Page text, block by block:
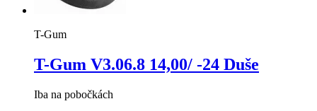
T-Gum
T-Gum V3.06.8 14,00/ -24 Duše
Iba na pobočkách